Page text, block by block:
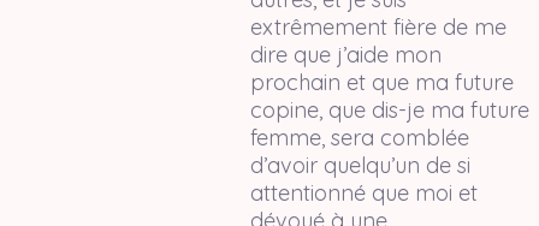
extrêmement fière de me
dire que j’aide mon
prochain et que ma future
copine, que dis-je ma future
femme, sera comblée
d’avoir quelqu’un de si
attentionné que moi et